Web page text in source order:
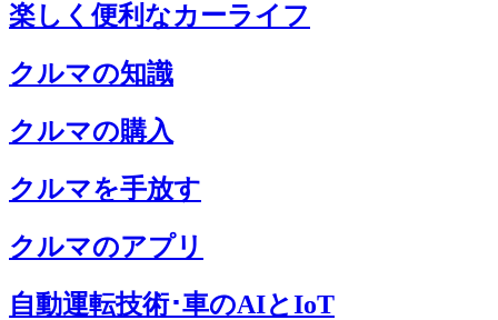
楽しく便利なカーライフ
クルマの知識
クルマの購入
クルマを手放す
クルマのアプリ
自動運転技術･車のAIとIoT